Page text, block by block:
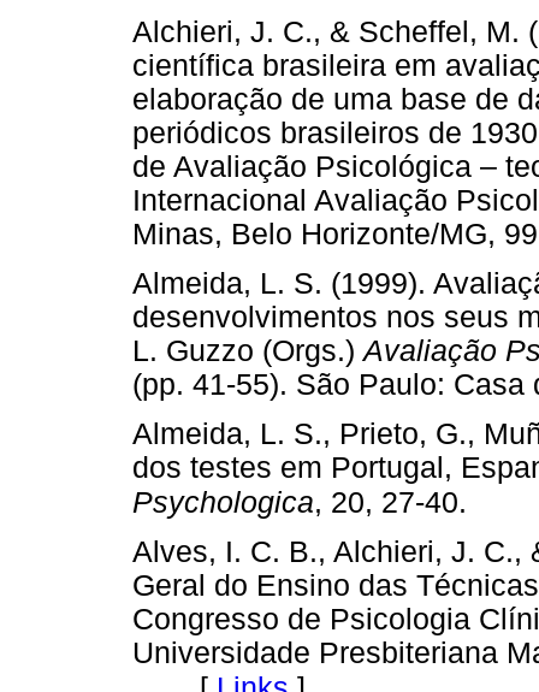
Alchieri, J. C., & Scheffel, M.
científica brasileira em
elaboração de uma base de
periódicos brasileiros de
de Avaliação Psicológica –
Internacional Avaliação
Minas, Belo Horizonte/MG,
Almeida, L. S. (1999).
desenvolvimentos nos seus
L. Guzzo (Orgs.)Avaliação
(pp. 41-55). São Paulo: Casa
Almeida, L. S., Prieto, G.,
dos testes em Portugal,
Psychologica, 20, 27-40.
Alves, I. C. B., Alchieri, J. C.,
Geral do Ensino das
Congresso de Psicologia
Universidade Presbiteriana